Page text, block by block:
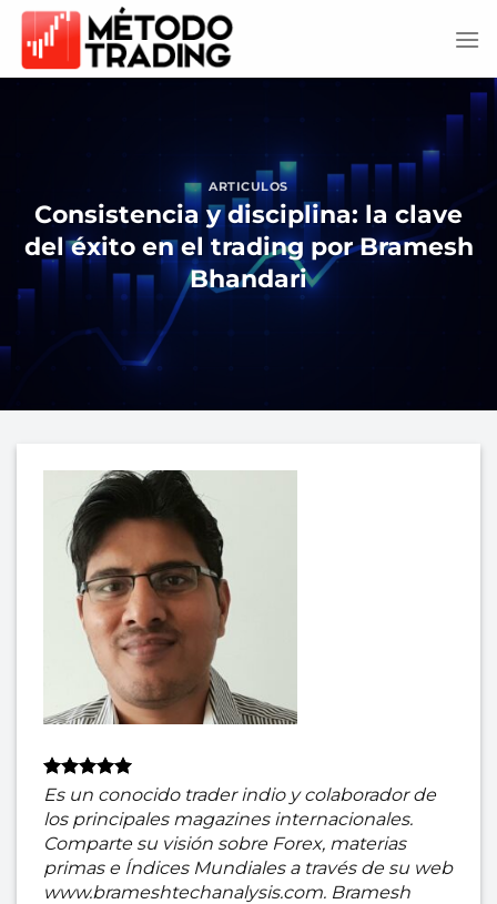
Saltar
contenido
ARTICULOS
Consistencia y disciplina: la clave
del éxito en el trading por Bramesh
Bhandari
Es un conocido trader indio y colaborador de
los principales magazines internacionales.
Comparte su visión sobre Forex, materias
primas e Índices Mundiales a través de su web
www.brameshtechanalysis.com. Bramesh